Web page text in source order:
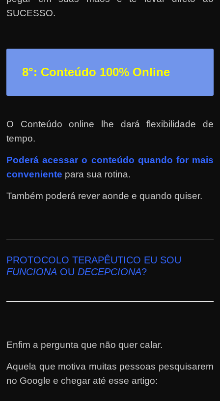
SUCESSO.
8°: Conteúdo 100% Online
O Conteúdo online lhe dará flexibilidade de
tempo.
Poderá acessar o conteúdo quando for mais
conveniente para sua rotina.
Também poderá rever aonde e quando quiser.
PROTOCOLO TERAPÊUTICO EU SOU
FUNCIONA OUDECEPCIONA?
Enfim a pergunta que não quer calar.
Aquela que motiva muitas pessoas pesquisarem
no Google e chegar até esse artigo: